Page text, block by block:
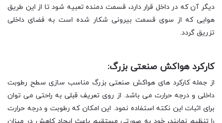
دیگر آن که در داخل قرار دارد، قسمت دمنده تعبیه شود تا از این طریق
هوایی که از سوی قسمت بیرونی شکار شده است به فضای داخلی
تزریق گردد.
کارکرد هواکش صنعتی بزرگ:
از جمله کارکرد های هواکش صنعتی بزرگ مناسب سازی سطح رطوبت
داخلی و درجه حرارت می باشد. از روی تعریف قبلی به راحتی می توان
برای اثبات این نکته استفاده نمود. این امکان که رطوبت و درجه حرارت